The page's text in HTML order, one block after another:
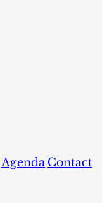
Agenda Contact